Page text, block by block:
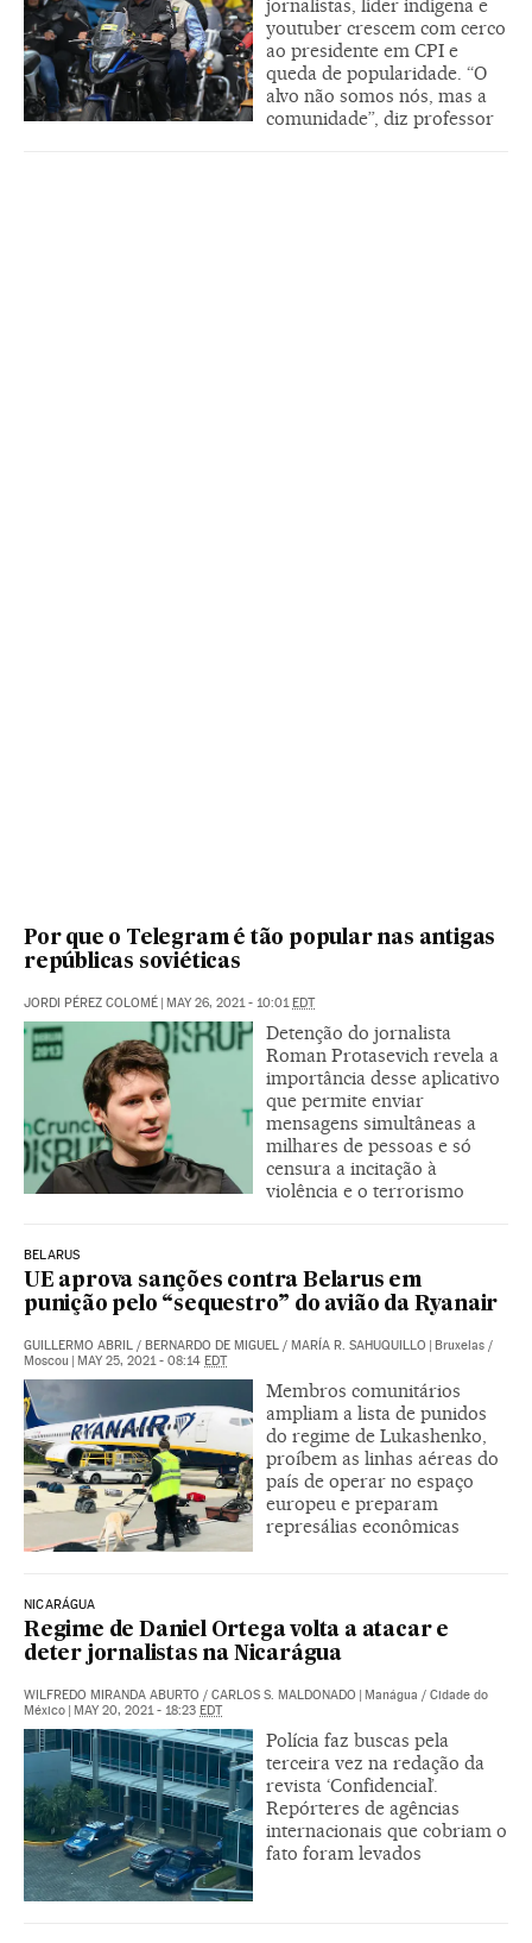
jornalistas, líder indígena e
youtuber crescem com cerco
ao presidente em CPI e
queda de popularidade. “O
alvo não somos nós, mas a
comunidade”, diz professor
Por que o Telegram é tão popular nas antigas
repúblicas soviéticas
JORDI PÉREZ COLOMÉ | MAY 26, 2021 - 10:01EDT
Detenção do jornalista
Roman Protasevich revela a
importância desse aplicativo
que permite enviar
mensagens simultâneas a
milhares de pessoas e só
censura a incitação à
violência e o terrorismo
BELARUS
UE aprova sanções contra Belarus em
punição pelo “sequestro” do avião da Ryanair
GUILLERMO ABRIL / BERNARDO DE MIGUEL / MARÍA R. SAHUQUILLO | Bruxelas /
Moscou | MAY 25, 2021 - 08:14 EDT
Membros comunitários
ampliam a lista de punidos
do regime de Lukashenko,
proíbem as linhas aéreas do
país de operar no espaço
europeu e preparam
represálias econômicas
NICARÁGUA
Regime de Daniel Ortega volta a atacar e
deter jornalistas na Nicarágua
WILFREDO MIRANDA ABURTO / CARLOS S. MALDONADO | Manágua / Cidade do
México | MAY 20, 2021 - 18:23 EDT
Polícia faz buscas pela
terceira vez na redação da
revista ‘Confidencial’.
Repórteres de agências
internacionais que cobriam o
fato foram levados